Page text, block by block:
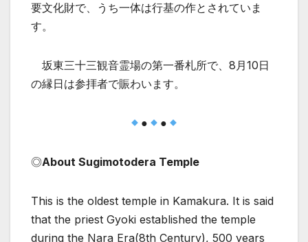
要文化財で、うち一体は行基の作とされていま
す。
坂東三十三観音霊場の第一番札所で、8月10日
の縁日は参拝者で賑わいます。
● ●
◎About Sugimotodera Temple
This is the oldest temple in Kamakura. It is said
that the priest Gyoki established the temple
during the Nara Era(8th Century), 500 years